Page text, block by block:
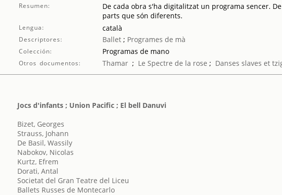
Resumen:
De cada obra s'ha digitalitzat un programa sencer.
parts que són diferents.
Lengua: català
Descriptores: Ballet; Programes de mà
Colección: Programas de mano
Otros documentos: Thamar; Le Spectre de la rose ; Danses slaves et
Jocs d'infants ; Union Pacific ; El bell Danuvi
Bizet, Georges
Strauss, Johann
De Basil, Wassily
Nabokov, Nicolas
Kurtz, Efrem
Dorati, Antal
Societat del Gran Teatre del Liceu
Ballets Russes de Montecarlo